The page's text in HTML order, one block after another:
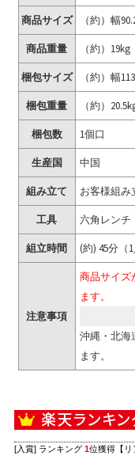
商品サイズ （約）幅
商品重量 （約）19kg
梱包サイズ （約）幅
梱包重量 （約）
梱包数 1個口
生産国 中国
組み立て お客様組み
工具 六角レンチ
組立時間 (約) 45分（
注意事項
商品サイズ
ます。
沖縄・北海
ます。